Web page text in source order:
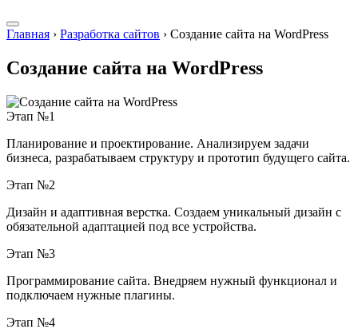
Главная › Разработка сайтов › Создание сайта на WordPress
Создание сайта на WordPress
Этап №1
Планирование и проектирование. Анализируем задачи
бизнеса, разрабатываем структуру и прототип будущего сайта.
Этап №2
Дизайн и адаптивная верстка. Создаем уникальный дизайн с
обязательной адаптацией под все устройства.
Этап №3
Программирование сайта. Внедряем нужный функционал и
подключаем нужные плагины.
Этап №4